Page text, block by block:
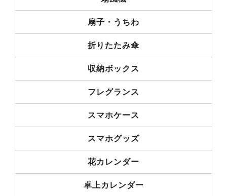
扇子・うちわ
折りたたみ傘
収納ボックス
フレグランス
スマホケース
スマホグッズ
花カレンダー
卓上カレンダー